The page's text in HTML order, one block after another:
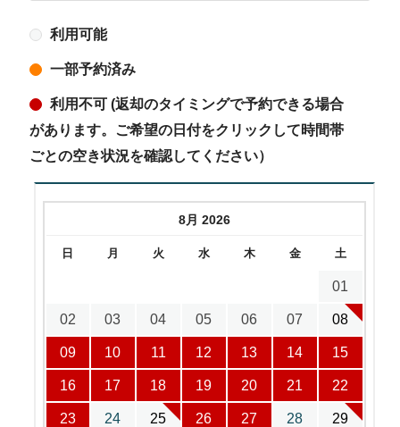
利用可能
一部予約済み
利用不可 (返却のタイミングで予約できる場合
があります。ご希望の日付をクリックして時間帯
ごとの空き状況を確認してください）
8月 2026
日 月 火 水 木 金 土
01
02 03 04 05 06 07 08
09 10 11 12 13 14 15
16 17 18 19 20 21 22
23 24 25 26 27 28 29